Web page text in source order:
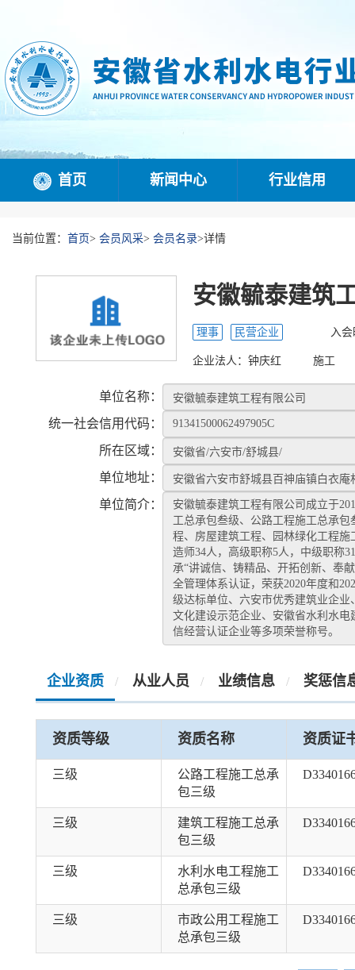
首页 新闻中心 行业信用
当前位置： 首页> 会员风采> 会员名录>详情
安徽毓泰建筑
理事 民营企业 入
企业法人： 钟庆红 施工
单位名称：
统一社会信用代码：
所在区域：
单位地址：
单位简介：
安徽毓泰建筑工程有限公司成立于
工总承包叁级、公路工程施工总承
程、房屋建筑工程、园林绿化工程
造师34人，高级职称5人，中级职称
承“讲诚信、铸精品、开拓创新、奉
全管理体系认证，荣获2020年度和
级达标单位、六安市优秀建筑业企
文化建设示范企业、安徽省水利水
信经营认证企业等多项荣誉称号。
企业资质 / 从业人员 / 业绩信息 / 奖惩信
资质等级 资质名称 资质证
三级
公路工程施工总承
包三级
三级
建筑工程施工总承
包三级
三级
水利水电工程施工
总承包三级
三级
市政公用工程施工
总承包三级